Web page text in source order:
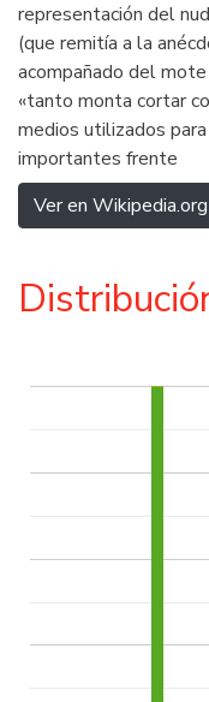
representación del
(que remitía a la
acompañado del
«tanto monta cortar
medios utilizados
importantes frente
Ver en Wikipedia.org